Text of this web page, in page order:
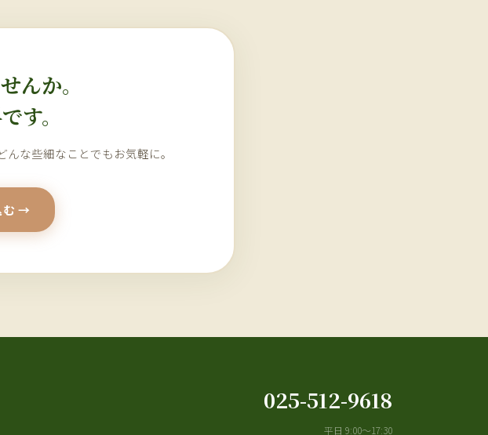
んか。
す。
な些細なことでもお気軽に。
む →
025-512-9618
平日 9:00〜17:30